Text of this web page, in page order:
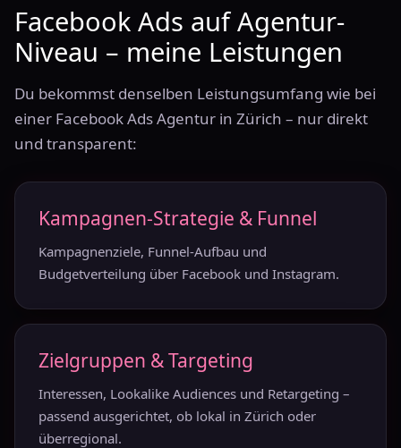
Facebook Ads auf Agentur-
Niveau – meine Leistungen
Du bekommst denselben Leistungsumfang wie bei
einer Facebook Ads Agentur in Zürich – nur direkt
und transparent:
Kampagnen-Strategie & Funnel
Kampagnenziele, Funnel-Aufbau und
Budgetverteilung über Facebook und Instagram.
Zielgruppen & Targeting
Interessen, Lookalike Audiences und Retargeting –
passend ausgerichtet, ob lokal in Zürich oder
überregional.